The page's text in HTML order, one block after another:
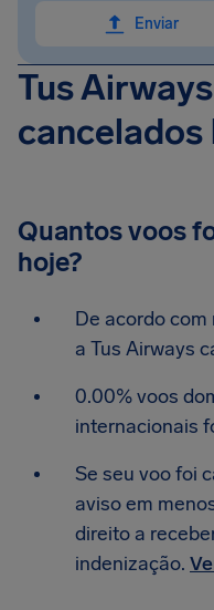
Enviar
Tus
cancelados
Quantos voos
hoje?
De acordo
a Tus Airways
0.00% voos
internacionais
Se seu voo foi
aviso em
direito a
indenização.